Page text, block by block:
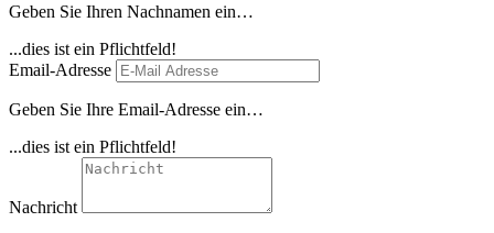
Geben Sie Ihren Nachnamen ein…
...dies ist ein Pflichtfeld!
Email-Adresse
Geben Sie Ihre Email-Adresse ein…
...dies ist ein Pflichtfeld!
Nachricht